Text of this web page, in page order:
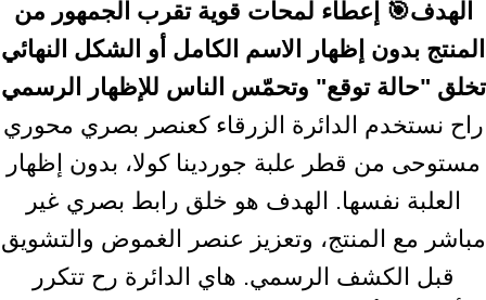
الهدف🎯 إعطاء لمحات قوية تقرب الجمهور من
المنتج بدون إظهار الاسم الكامل أو الشكل النهائي
تخلق "حالة توقع" وتحمّس الناس للإظهار الرسمي
راح نستخدم الدائرة الزرقاء كعنصر بصري محوري
مستوحى من قطر علبة جوردينا كولا، بدون إظهار
العلبة نفسها. الهدف هو خلق رابط بصري غير
مباشر مع المنتج، وتعزيز عنصر الغموض والتشويق
قبل الكشف الرسمي. هاي الدائرة رح تتكرر